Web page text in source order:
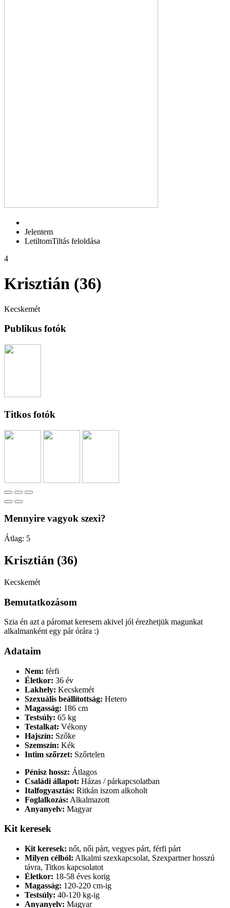
Jelentem
LetiltomTiltás feloldása
4
Krisztián (36)
Kecskemét
Publikus fotók
Titkos fotók
Mennyire vagyok szexi?
Átlag: 5
Krisztián (36)
Kecskemét
Bemutatkozásom
Szia én azt a páromat keresem akivel jól érezhetjük magunkat
alkalmanként egy pár órára :)
Adataim
Nem: férfi
Életkor: 36 év
Lakhely: Kecskemét
Szexuális beállítottság: Hetero
Magasság: 186 cm
Testsúly: 65 kg
Testalkat: Vékony
Hajszín: Szőke
Szemszín: Kék
Intim szőrzet: Szőrtelen
Pénisz hossz: Átlagos
Családi állapot: Házas / párkapcsolatban
Italfogyasztás: Ritkán iszom alkoholt
Foglalkozás: Alkalmazott
Anyanyelv: Magyar
Kit keresek
Kit keresek: nőt, női párt, vegyes párt, férfi párt
Milyen célból: Alkalmi szexkapcsolat, Szexpartner hosszú
távra, Titkos kapcsolatot
Életkor: 18-58 éves korig
Magasság: 120-220 cm-ig
Testsúly: 40-120 kg-ig
Anyanyelv: Magyar